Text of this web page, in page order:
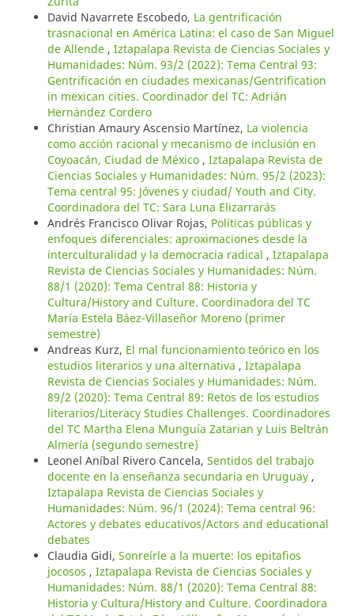
David Navarrete Escobedo, La gentrificación
trasnacional en América Latina: el caso de San Miguel
de Allende , Iztapalapa Revista de Ciencias Sociales y
Humanidades: Núm. 93/2 (2022): Tema Central 93:
Gentrificación en ciudades mexicanas/Gentrification
in mexican cities. Coordinador del TC: Adrián
Hernández Cordero
Christian Amaury Ascensio Martínez, La violencia
como acción racional y mecanismo de inclusión en
Coyoacán, Ciudad de México , Iztapalapa Revista de
Ciencias Sociales y Humanidades: Núm. 95/2 (2023):
Tema central 95: Jóvenes y ciudad/ Youth and City.
Coordinadora del TC: Sara Luna Elizarrarás
Andrés Francisco Olivar Rojas, Políticas públicas y
enfoques diferenciales: aproximaciones desde la
interculturalidad y la democracia radical , Iztapalapa
Revista de Ciencias Sociales y Humanidades: Núm.
88/1 (2020): Tema Central 88: Historia y
Cultura/History and Culture. Coordinadora del TC
María Estela Báez-Villaseñor Moreno (primer
semestre)
Andreas Kurz, El mal funcionamiento teórico en los
estudios literarios y una alternativa , Iztapalapa
Revista de Ciencias Sociales y Humanidades: Núm.
89/2 (2020): Tema Central 89: Retos de los estudios
literarios/Literacy Studies Challenges. Coordinadores
del TC Martha Elena Munguía Zatarian y Luis Beltrán
Almería (segundo semestre)
Leonel Aníbal Rivero Cancela, Sentidos del trabajo
docente en la enseñanza secundaria en Uruguay ,
Iztapalapa Revista de Ciencias Sociales y
Humanidades: Núm. 96/1 (2024): Tema central 96:
Actores y debates educativos/Actors and educational
debates
Claudia Gidi, Sonreírle a la muerte: los epitafios
jocosos , Iztapalapa Revista de Ciencias Sociales y
Humanidades: Núm. 88/1 (2020): Tema Central 88:
Historia y Cultura/History and Culture. Coordinadora